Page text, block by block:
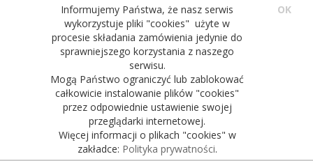
Informujemy Państwa, że nasz serwis
wykorzystuje pliki "cookies" użyte w
procesie składania zamówienia jedynie do
sprawniejszego korzystania z naszego
serwisu.
Mogą Państwo ograniczyć lub zablokować
całkowicie instalowanie plików "cookies"
przez odpowiednie ustawienie swojej
przeglądarki internetowej.
Więcej informacji o plikach "cookies" w
zakładce: Polityka prywatności.
OK